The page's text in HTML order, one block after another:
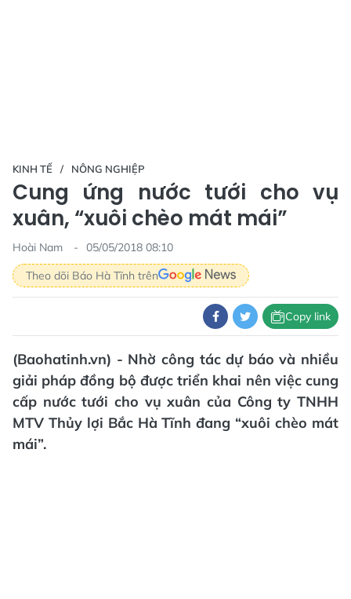
KINH TẾ NÔNG NGHIỆP
Cung ứng nước tưới cho vụ
xuân, “xuôi chèo mát mái”
Hoài Nam
05/05/2018 08:10
Theo dõi Báo Hà Tĩnh trên
Copy link
(Baohatinh.vn) - Nhờ công tác dự báo và nhiều
giải pháp đồng bộ được triển khai nên việc cung
cấp nước tưới cho vụ xuân của Công ty TNHH
MTV Thủy lợi Bắc Hà Tĩnh đang “xuôi chèo mát
mái”.